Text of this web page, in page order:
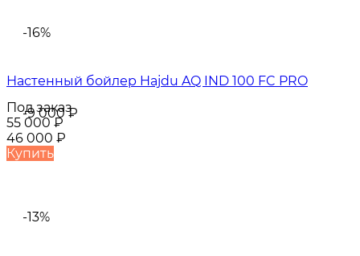
-16%
-9 000₽
Настенный бойлер Hajdu AQ IND 100 FC PRO
Под заказ
55 000₽
46 000 ₽
Купить
-13%